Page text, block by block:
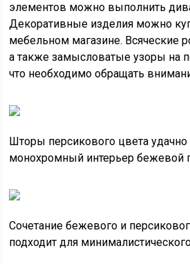
элементов можно выполнить
Декоративные изделия можно
мебельном магазине. Всяческие
а также замысловатые узоры на
что необходимо обращать
Шторы персикового цвета
монохромный интерьер бежевой
Сочетание бежевого и
подходит для